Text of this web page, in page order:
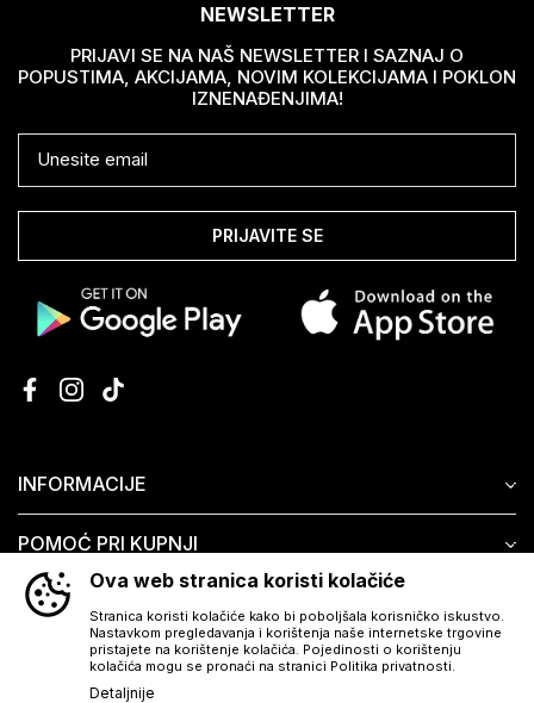
INFORMACIJE
POMOĆ PRI KUPNJI
KORISNIČKI SERVIS
NEWSLETTER
PRIJAVI SE NA NAŠ NEWSLETTER I SAZNAJ O
POPUSTIMA, AKCIJAMA, NOVIM KOLEKCIJAMA I POKLON
IZNENAĐENJIMA!
PRIJAVITE SE
Ova web stranica koristi kolačiće
Stranica koristi kolačiće kako bi poboljšala korisničko iskustvo.
Nastavkom pregledavanja i korištenja naše internetske trgovine
pristajete na korištenje kolačića. Pojedinosti o korištenju
kolačića mogu se pronaći na stranici Politika privatnosti.
Detaljnije